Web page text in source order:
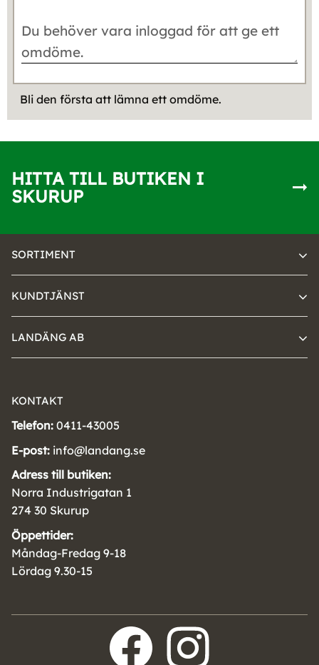
Bli den första att lämna ett omdöme.
HITTA TILL BUTIKEN I
SKURUP
SORTIMENT
KUNDTJÄNST
LANDÄNG AB
KONTAKT
Telefon: 0411-43005
E-post: info@landang.se
Adress till butiken:
Norra Industrigatan 1
274 30 Skurup
Öppettider:
Måndag-Fredag 9-18
Lördag 9.30-15